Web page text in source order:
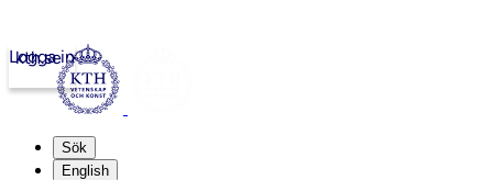
kth.se
Logga in
Sök
English